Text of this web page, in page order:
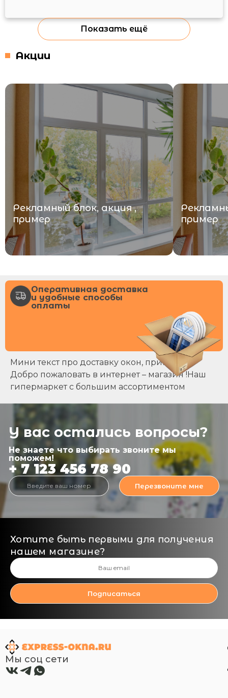
Показать ещё
Акции
Рекламный блок, акция ,
пример
пример
Оперативная доставка
и удобные способы
оплаты
Мини текст про доставку окон, примерно
Добро пожаловать в интернет – магазин !Наш
гипермаркет с большим ассортиментом
У вас остались вопросы?
Не знаете что выбирать звоните мы
поможем!
+ 7 123 456 78 90
Перезвоните мне
Хотите быть первыми для получения
нашем магазине?
Подписаться
Мы соц сети